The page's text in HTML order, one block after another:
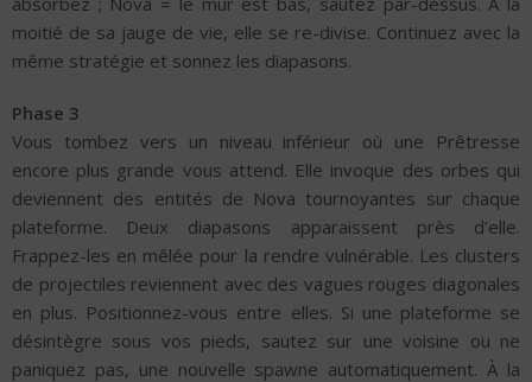
moitié de sa jauge de vie, elle se re-divise. Continuez avec la
même stratégie et sonnez les diapasons.
Phase 3
Vous tombez vers un niveau inférieur où une Prêtresse
encore plus grande vous attend. Elle invoque des orbes qui
deviennent des entités de Nova tournoyantes sur chaque
plateforme. Deux diapasons apparaissent près d’elle.
Frappez-les en mêlée pour la rendre vulnérable. Les clusters
de projectiles reviennent avec des vagues rouges diagonales
en plus. Positionnez-vous entre elles. Si une plateforme se
désintègre sous vos pieds, sautez sur une voisine ou ne
paniquez pas, une nouvelle spawne automatiquement. À la